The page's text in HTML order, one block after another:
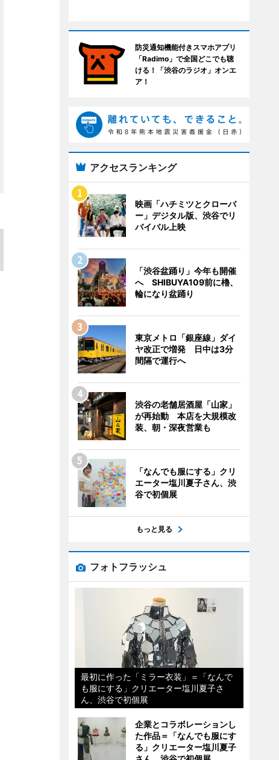
防災通知機能付きスマホアプリ
「Radimo」で全国どこでも聴
ける！「渋谷のラジオ」オンエ
ア！
アクセスランキング
映画「ハチミツとクローバ
ー」デジタル版、渋谷でリ
バイバル上映
「渋谷盆踊り」今年も開催
へ SHIBUYA109前に櫓、
輪になり盆踊り
東京メトロ「銀座線」ダイ
ヤ改正で増発 日中は3分
間隔で運行へ
渋谷の老舗居酒屋「山家」
が再始動 本店を大規模改
装、朝・深夜営業も
「なんでも服にする」クリ
エーター塩川夏子さん、渋
谷で初個展
もっと見る
フォトフラッシュ
最初に作った「ミラー衣装」＝「なんで
も服にする」クリエーター塩川夏子さ
ん、渋谷で初個展
企業とコラボレーションし
た作品＝「なんでも服にす
る」クリエーター塩川夏子